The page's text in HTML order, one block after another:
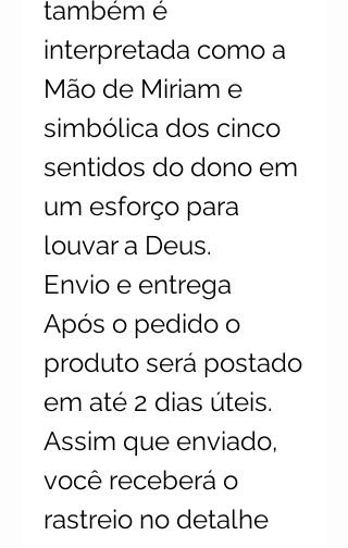
também é
interpretada como a
Mão de Miriam e
simbólica dos cinco
sentidos do dono em
um esforço para
louvar a Deus.
Envio e entrega
Após o pedido o
produto será postado
em até 2 dias úteis.
Assim que enviado,
você receberá o
rastreio no detalhe